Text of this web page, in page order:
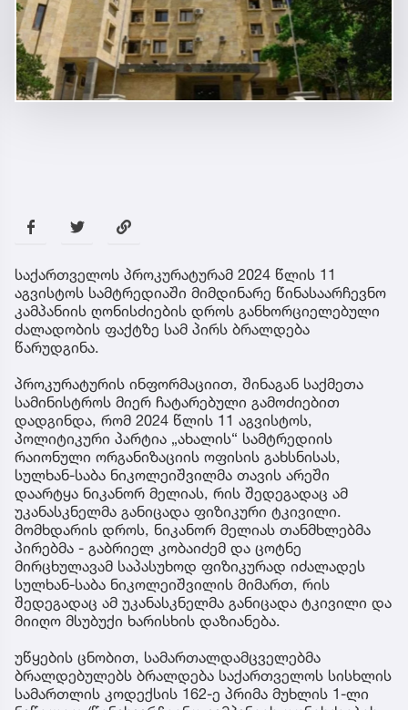
საქართველოს პროკურატურამ 2024 წლის 11
აგვისტოს სამტრედიაში მიმდინარე წინასაარჩევნო
კამპანიის ღონისძიების დროს განხორციელებული
ძალადობის ფაქტზე სამ პირს ბრალდება
წარუდგინა.
პროკურატურის ინფორმაციით, შინაგან საქმეთა
სამინისტროს მიერ ჩატარებული გამოძიებით
დადგინდა, რომ 2024 წლის 11 აგვისტოს,
პოლიტიკური პარტია „ახალის“ სამტრედიის
რაიონული ორგანიზაციის ოფისის გახსნისას,
სულხან-საბა ნიკოლეიშვილმა თავის არეში
დაარტყა ნიკანორ მელიას, რის შედეგადაც ამ
უკანასკნელმა განიცადა ფიზიკური ტკივილი.
მომხდარის დროს, ნიკანორ მელიას თანმხლებმა
პირებმა - გაბრიელ კობაიძემ და ცოტნე
მირცხულავამ საპასუხოდ ფიზიკურად იძალადეს
სულხან-საბა ნიკოლეიშვილის მიმართ, რის
შედეგადაც ამ უკანასკნელმა განიცადა ტკივილი და
მიიღო მსუბუქი ხარისხის დაზიანება.
უწყების ცნობით, სამართალდამცველებმა
ბრალდებულებს ბრალდება საქართველოს სისხლის
სამართლის კოდექსის 162-ე პრიმა მუხლის 1-ლი